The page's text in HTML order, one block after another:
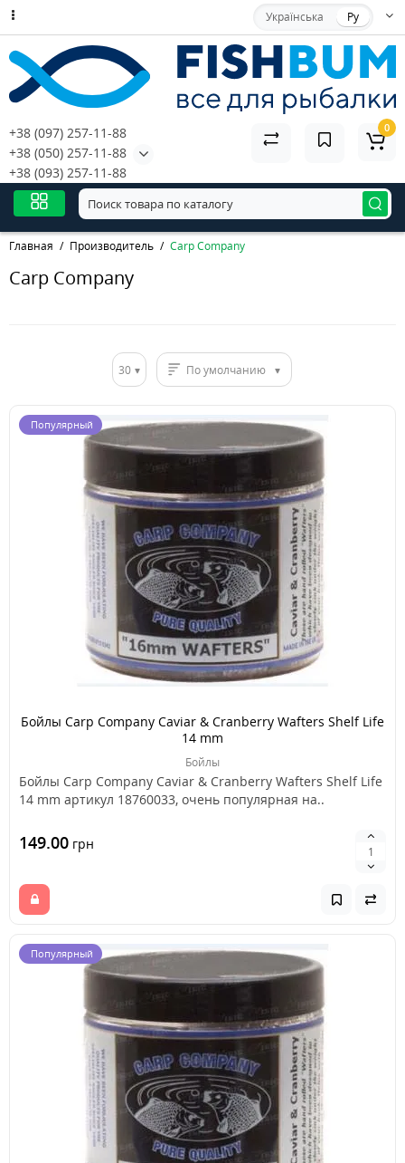
Українська Ру
+38 (097) 257-11-88
+38 (050) 257-11-88
+38 (093) 257-11-88
0
Главная Производитель Carp Company
Carp Company
30 По умолчанию
Популярный
Бойлы Carp Company Caviar & Cranberry Wafters Shelf Life
14 mm
Бойлы
Бойлы Carp Company Caviar & Cranberry Wafters Shelf Life
14 mm артикул 18760033, очень популярная на..
149.00 грн
Популярный